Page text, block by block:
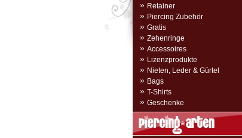
» Retainer
» Piercing Zubehör
» Gratis
» Zehenringe
» Accessoires
» Lizenzprodukte
» Nieten, Leder & Gürtel
» Bags
» T-Shirts
» Geschenke